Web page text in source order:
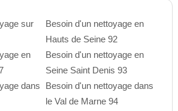
sur
en
dans
Besoin d'un nettoyage en
Hauts de Seine 92
Besoin d'un nettoyage en
Seine Saint Denis 93
Besoin d'un nettoyage dans
le Val de Marne 94